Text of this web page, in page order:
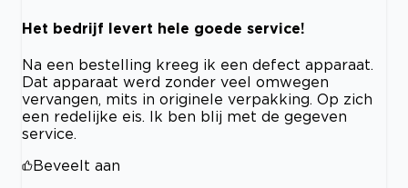
Het bedrijf levert hele goede service!
Na een bestelling kreeg ik een defect apparaat.
Dat apparaat werd zonder veel omwegen
vervangen, mits in originele verpakking. Op zich
een redelijke eis. Ik ben blij met de gegeven
service.
Beveelt aan